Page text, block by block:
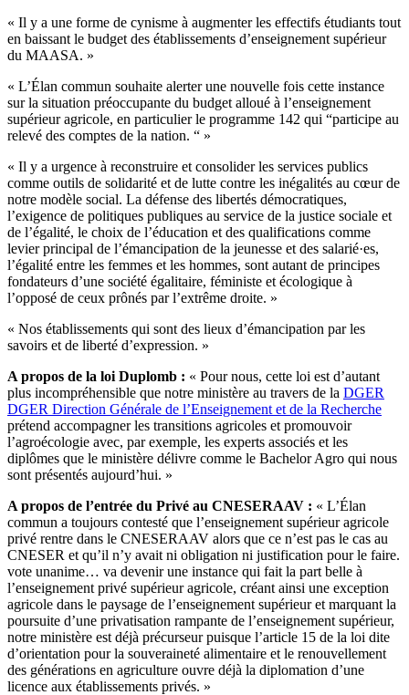
« Il y a une forme de cynisme à augmenter les effectifs étudiants tout
en baissant le budget des établissements d’enseignement supérieur
du MAASA. »
« L’Élan commun souhaite alerter une nouvelle fois cette instance
sur la situation préoccupante du budget alloué à l’enseignement
supérieur agricole, en particulier le programme 142 qui “participe au
relevé des comptes de la nation. “ »
« Il y a urgence à reconstruire et consolider les services publics
comme outils de solidarité et de lutte contre les inégalités au cœur de
notre modèle social. La défense des libertés démocratiques,
l’exigence de politiques publiques au service de la justice sociale et
de l’égalité, le choix de l’éducation et des qualifications comme
levier principal de l’émancipation de la jeunesse et des salarié·es,
l’égalité entre les femmes et les hommes, sont autant de principes
fondateurs d’une société égalitaire, féministe et écologique à
l’opposé de ceux prônés par l’extrême droite. »
« Nos établissements qui sont des lieux d’émancipation par les
savoirs et de liberté d’expression. »
A propos de la loi Duplomb : « Pour nous, cette loi est d’autant
plus incompréhensible que notre ministère au travers de la DGER
DGER Direction Générale de l’Enseignement et de la Recherche
prétend accompagner les transitions agricoles et promouvoir
l’agroécologie avec, par exemple, les experts associés et les
diplômes que le ministère délivre comme le Bachelor Agro qui nous
sont présentés aujourd’hui. »
A propos de l’entrée du Privé au CNESERAAV : « L’Élan
commun a toujours contesté que l’enseignement supérieur agricole
privé rentre dans le CNESERAAV alors que ce n’est pas le cas au
CNESER et qu’il n’y avait ni obligation ni justification pour le faire.
vote unanime… va devenir une instance qui fait la part belle à
l’enseignement privé supérieur agricole, créant ainsi une exception
agricole dans le paysage de l’enseignement supérieur et marquant la
poursuite d’une privatisation rampante de l’enseignement supérieur,
notre ministère est déjà précurseur puisque l’article 15 de la loi dite
d’orientation pour la souveraineté alimentaire et le renouvellement
des générations en agriculture ouvre déjà la diplomation d’une
licence aux établissements privés. »